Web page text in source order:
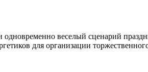
веселый сценарий
для организации